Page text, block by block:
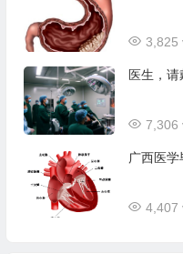
3,825
医生，请
7,306
广西医
4,407